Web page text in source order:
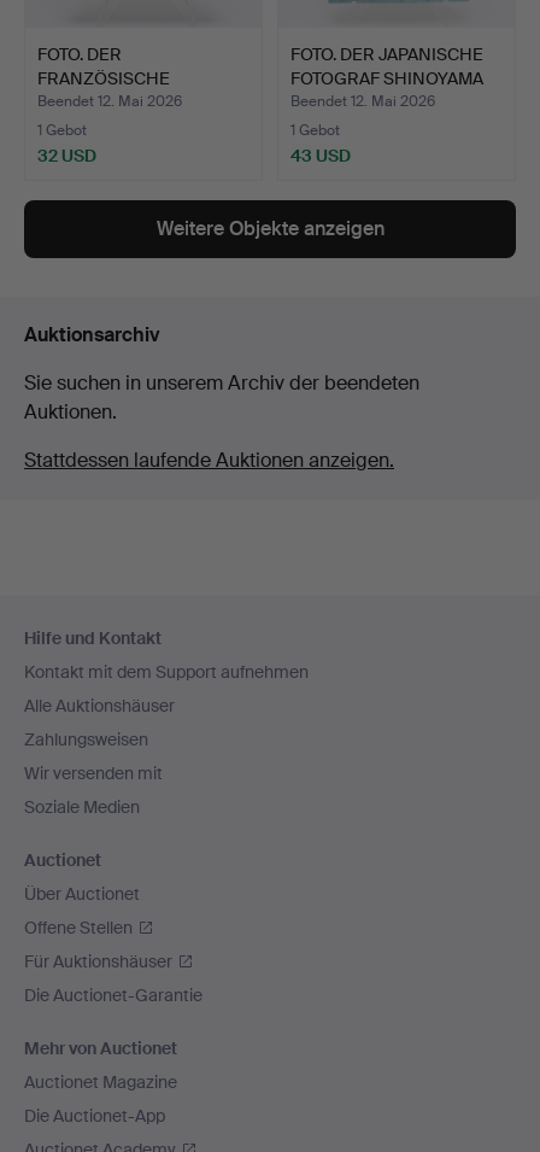
FOTO. DER
FRANZÖSISCHE
FOTOGRAF THIERRY LE…
Beendet 12. Mai 2026
1 Gebot
32 USD
FOTO. DER JAPANISCHE
FOTOGRAF SHINOYAMA
KI…
Beendet 12. Mai 2026
1 Gebot
43 USD
Weitere Objekte anzeigen
Auktionsarchiv
Sie suchen in unserem Archiv der beendeten
Auktionen.
Stattdessen laufende Auktionen anzeigen.
Navigation
Hilfe und Kontakt
Kontakt mit dem Support aufnehmen
Alle Auktionshäuser
Zahlungsweisen
Wir versenden mit
Soziale Medien
Auctionet
Über Auctionet
Offene Stellen
Für Auktionshäuser
Die Auctionet-Garantie
Mehr von Auctionet
Auctionet Magazine
Die Auctionet-App